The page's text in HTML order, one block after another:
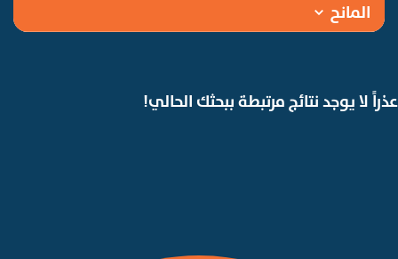
المانح
عذراً لا يوجد نتائج مرتبطة ببحثك الحالي!